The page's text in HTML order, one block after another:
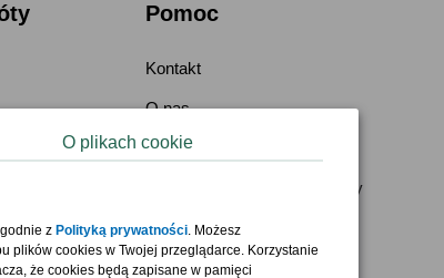
Pomoc
Kontakt
O nas
Płatności i dostawa
Zwrot - odstąpienie od umowy
Reklamacja zamówień
Deklaracja dostępności
O plikach cookie
z Polityką prywatności. Możesz
plików cookies w Twojej przeglądarce. Korzystanie
że cookies będą zapisane w pamięci